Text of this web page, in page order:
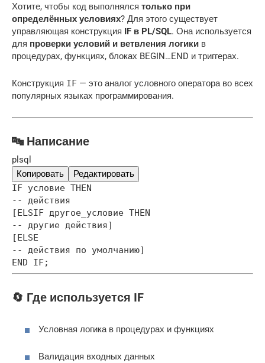
Хотите, чтобы код выполнялся только при
определённых условиях? Для этого существует
управляющая конструкция IF в PL/SQL. Она используется
для проверки условий и ветвления логики в
процедурах, функциях, блоках BEGIN…END и триггерах.
Конструкция IF — это аналог условного оператора во всех
популярных языках программирования.
🔤 Написание
plsql
Копировать
Редактировать
IF условие THEN
-- действия
[ELSIF другое_условие THEN
-- другие действия]
[ELSE
-- действия по умолчанию]
END IF;
🔄 Где используется IF
Условная логика в процедурах и функциях
Валидация входных данных